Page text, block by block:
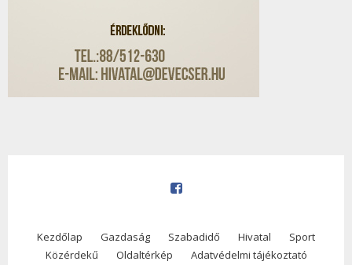
Kezdőlap Gazdaság Szabadidő Hivatal
Sport
Közérdekű
Oldaltérkép
Adatvédelmi tájékoztató